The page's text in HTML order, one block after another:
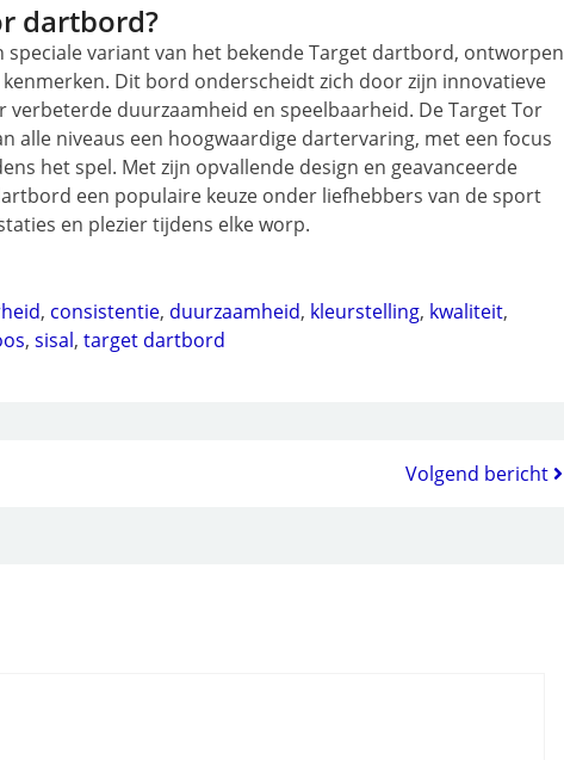
dartbord?
variant van het bekende Target dartbord, ontworpen
Dit bord onderscheidt zich door zijn innovatieve
duurzaamheid en speelbaarheid. De Target Tor
alle niveaus een hoogwaardige dartervaring, met een focus
het spel. Met zijn opvallende design en geavanceerde
een populaire keuze onder liefhebbers van de sport
en plezier tijdens elke worp.
, consistentie, duurzaamheid, kleurstelling, kwaliteit,
, sisal, target dartbord
Volgend bericht